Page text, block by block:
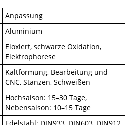
Anpassung
Aluminium
Eloxiert, schwarze Oxidation,
Elektrophorese
Kaltformung, Bearbeitung und
CNC, Stanzen, Schweißen
Hochsaison: 15–30 Tage,
Nebensaison: 10–15 Tage